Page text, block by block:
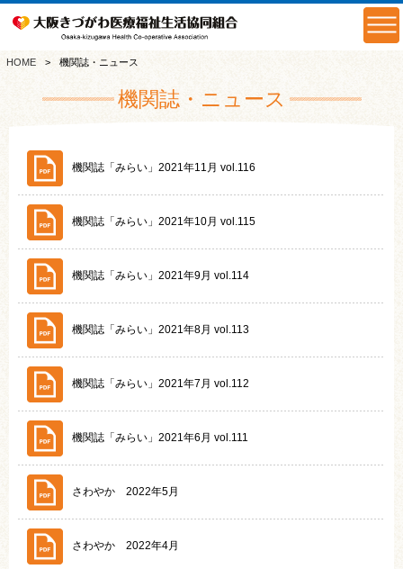
HOME 機関誌・ニュース
機関誌・ニュース
機関誌「みらい」2021年11月 vol.116
機関誌「みらい」2021年10月 vol.115
機関誌「みらい」2021年9月 vol.114
機関誌「みらい」2021年8月 vol.113
機関誌「みらい」2021年7月 vol.112
機関誌「みらい」2021年6月 vol.111
さわやか 2022年5月
さわやか 2022年4月